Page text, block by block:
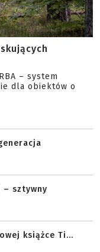
– system
dla obiektów o
– sztywny
książce Ti...